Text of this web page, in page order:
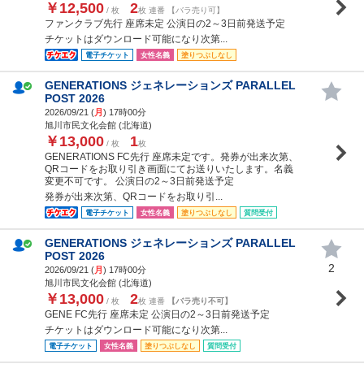
￥12,500 / 枚 2枚 連番 【バラ売り可】
ファンクラブ先行 座席未定 公演日の2～3日前発送予定
チケットはダウンロード可能になり次第...
電子チケット 女性名義 塗りつぶしなし
GENERATIONS ジェネレーションズ PARALLEL
POST 2026
2026/09/21 (月) 17時00分
旭川市民文化会館 (北海道)
￥13,000 / 枚 1枚
GENERATIONS FC先行 座席未定です。発券が出来次第、
QRコードをお取り引き画面にてお送りいたします。名義
変更不可です。 公演日の2～3日前発送予定
発券が出来次第、QRコードをお取り引...
電子チケット 女性名義 塗りつぶしなし 質問受付
GENERATIONS ジェネレーションズ PARALLEL
POST 2026
2026/09/21 (月) 17時00分
旭川市民文化会館 (北海道)
￥13,000 / 枚 2枚 連番 【バラ売り不可】
GENE FC先行 座席未定 公演日の2～3日前発送予定
チケットはダウンロード可能になり次第...
電子チケット 女性名義 塗りつぶしなし 質問受付
2